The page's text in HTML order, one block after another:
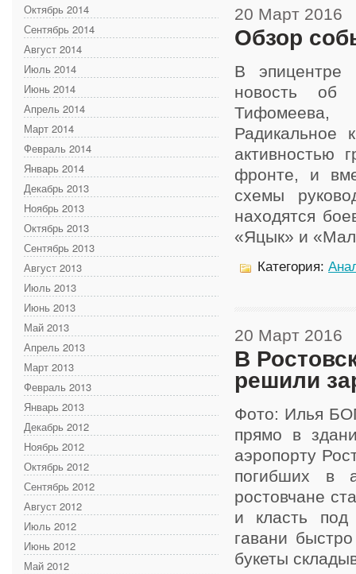
Октябрь 2014
Сентябрь 2014
Август 2014
Июль 2014
Июнь 2014
Апрель 2014
Март 2014
Февраль 2014
Январь 2014
Декабрь 2013
Ноябрь 2013
Октябрь 2013
Сентябрь 2013
Август 2013
Июль 2013
Июнь 2013
Май 2013
Апрель 2013
Март 2013
Февраль 2013
Январь 2013
Декабрь 2012
Ноябрь 2012
Октябрь 2012
Сентябрь 2012
Август 2012
Июль 2012
Июнь 2012
Май 2012
20 Март 2016
Обзор
В эпицентре
новость об
Тифомеева,
Радикальное
активностью
фронте, и
схемы
находятся
«Яцык» и
Категория:
20 Март 2016
В
решили
Фото: Илья
прямо в
аэропорту
погибших в
ростовчане
и класть под
гавани
букеты